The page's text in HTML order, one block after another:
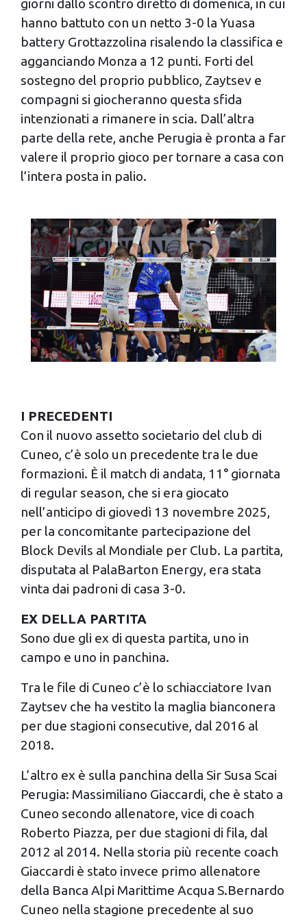
analizzare il nostro traffico. Condividiamo inoltre
informazioni sul modo in cui utilizzi il nostro sito con i
nostri partner che si occupano di analisi dei dati web,
pubblicità e social media, i quali potrebbero combinarle
con altre informazioni che hai fornito loro o che hanno
raccolto dal tuo utilizzo dei loro servizi.
giorni dallo scontro diretto di domenica, in cui
hanno battuto con un netto 3-0 la Yuasa
battery Grottazzolina risalendo la classifica e
agganciando Monza a 12 punti. Forti del
sostegno del proprio pubblico, Zaytsev e
compagni si giocheranno questa sfida
intenzionati a rimanere in scia. Dall’altra
parte della rete, anche Perugia è pronta a far
valere il proprio gioco per tornare a casa con
l’intera posta in palio.
I PRECEDENTI
Con il nuovo assetto societario del club di
Cuneo, c’è solo un precedente tra le due
formazioni. È il match di andata, 11° giornata
di regular season, che si era giocato
nell’anticipo di giovedì 13 novembre 2025,
per la concomitante partecipazione del
Block Devils al Mondiale per Club. La partita,
disputata al PalaBarton Energy, era stata
vinta dai padroni di casa 3-0.
EX DELLA PARTITA
Sono due gli ex di questa partita, uno in
campo e uno in panchina.
Tra le file di Cuneo c’è lo schiacciatore Ivan
Zaytsev che ha vestito la maglia bianconera
per due stagioni consecutive, dal 2016 al
2018.
L’altro ex è sulla panchina della Sir Susa Scai
Perugia: Massimiliano Giaccardi, che è stato a
Cuneo secondo allenatore, vice di coach
Roberto Piazza, per due stagioni di fila, dal
2012 al 2014. Nella storia più recente coach
Giaccardi è stato invece primo allenatore
della Banca Alpi Marittime Acqua S.Bernardo
Cuneo nella stagione precedente al suo